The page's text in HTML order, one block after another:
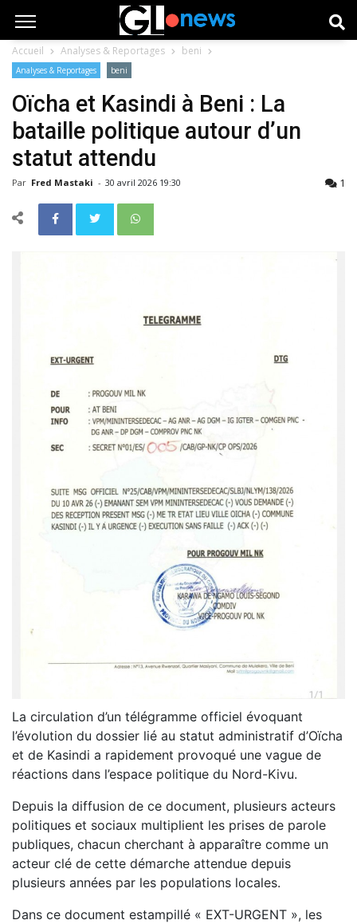
Accueil Analyses & Reportages beni
Analyses & Reportages beni
Oïcha et Kasindi à Beni : La
bataille politique autour d’un
statut attendu
Par Fred Mastaki - 30 avril 2026 19:30 1
La circulation d’un télégramme officiel évoquant
l’évolution du dossier lié au statut administratif d’Oïcha
et de Kasindi a rapidement provoqué une vague de
réactions dans l’espace politique du Nord-Kivu.
Depuis la diffusion de ce document, plusieurs acteurs
politiques et sociaux multiplient les prises de parole
publiques, chacun cherchant à apparaître comme un
acteur clé de cette démarche attendue depuis
plusieurs années par les populations locales.
Dans ce document estampillé « EXT-URGENT », les